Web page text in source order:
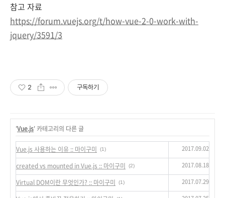
참고 자료
https://forum.vuejs.org/t/how-vue-2-0-work-with-
jquery/3591/3
2 구독하기
'Vue.js' 카테고리의 다른 글
Vue.js 사용하는 이유 :: 마이구미 (1) 2017.09.02
created vs mounted in Vue.js :: 마이구미 (2) 2017.08.18
Virtual DOM이란 무엇인가? :: 마이구미 (1) 2017.07.29